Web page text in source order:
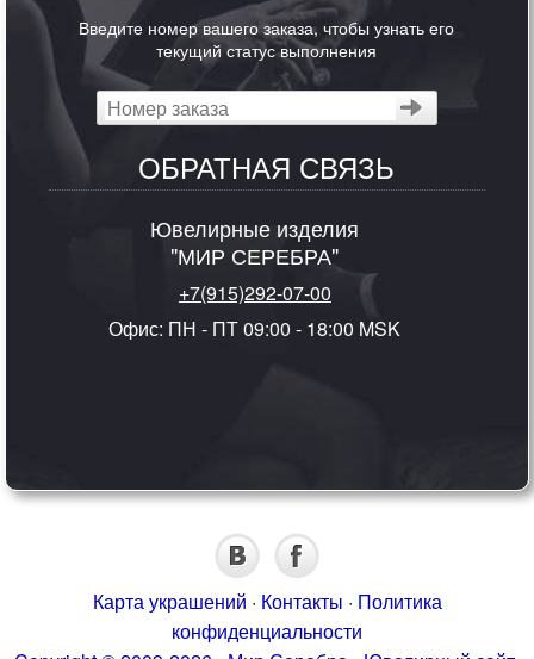
Введите номер вашего заказа, чтобы узнать его
текущий статус выполнения
ОБРАТНАЯ СВЯЗЬ
Ювелирные изделия
"МИР СЕРЕБРА"
+7(915)292-07-00
Офис: ПН - ПТ 09:00 - 18:00 MSK
Карта украшений · Контакты · Политика
конфиденциальности